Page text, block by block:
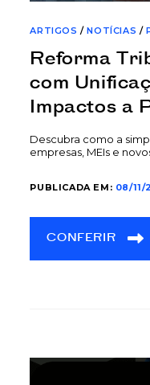
ARTIGOS /NOTÍCIAS /
Reforma
com
Impactos a
Descubra como a
empresas, MEIs e
PUBLICADA EM: 08/11/
CONFERIR